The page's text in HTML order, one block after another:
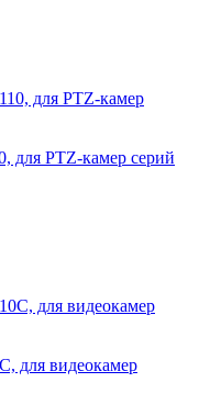
для PTZ-камер серий
для видеокамер